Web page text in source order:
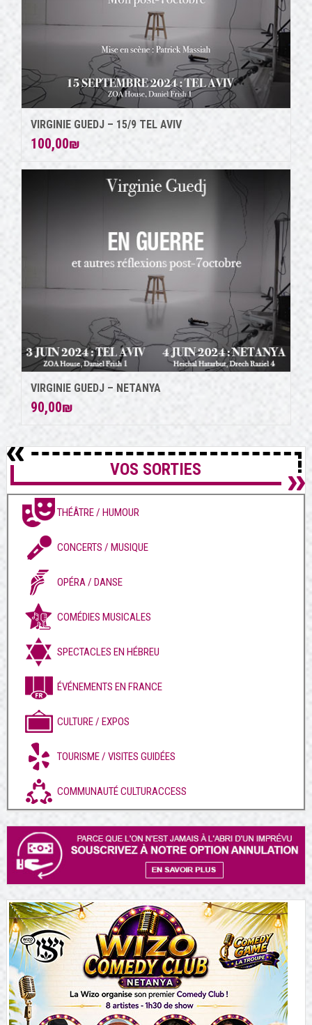
VIRGINIE GUEDJ – 15/9 TEL AVIV
100,00₪
VIRGINIE GUEDJ – NETANYA
90,00₪
VOS SORTIES
THÉÂTRE / HUMOUR
CONCERTS / MUSIQUE
OPÉRA / DANSE
COMÉDIES MUSICALES
SPECTACLES EN HÉBREU
ÉVÉNEMENTS EN FRANCE
CULTURE / EXPOS
TOURISME / VISITES GUIDÉES
COMMUNAUTÉ CULTURACCESS